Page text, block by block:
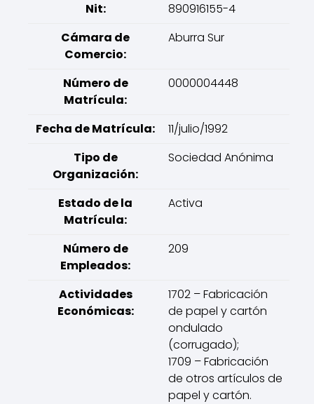
Nit:
890916155-4
Cámara de
Comercio:
Aburra Sur
Número de
Matrícula:
0000004448
Fecha de Matrícula:
11/julio/1992
Tipo de
Organización:
Sociedad Anónima
Estado de la
Matrícula:
Activa
Número de
Empleados:
209
Actividades
Económicas:
1702 – Fabricación
de papel y cartón
ondulado
(corrugado);
1709 – Fabricación
de otros artículos de
papel y cartón.